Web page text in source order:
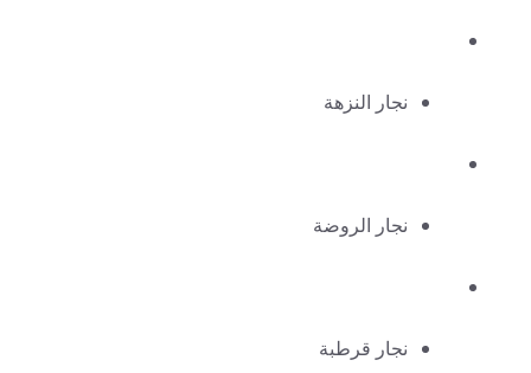
نجار النزهة
نجار الروضة
نجار قرطبة